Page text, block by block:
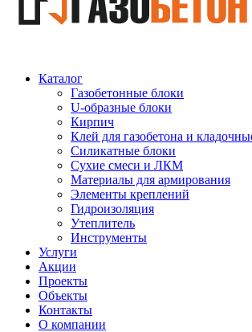
Каталог
Газобетонные блоки
U-образные блоки
Кирпич
Клей для газобетона и
Силикатные блоки
Сухие смеси и ЛКМ
Материалы для армирования
Элементы креплений
Гидроизоляция
Утеплитель
Инструменты
Услуги
Акции
Проекты
Объекты
Контакты
О компании